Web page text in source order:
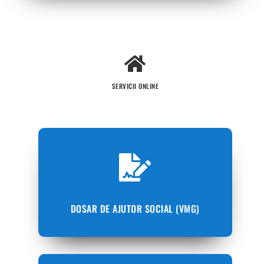
SERVICII ONLINE
DOSAR DE AJUTOR SOCIAL (VMG)